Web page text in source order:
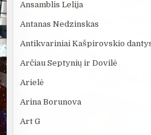
Ansamblis Lelija
Antanas Nedzinskas
Antikvariniai Kašpirovskio
Arčiau Septynių ir Dovilė
Arielė
Arina Borunova
Art G